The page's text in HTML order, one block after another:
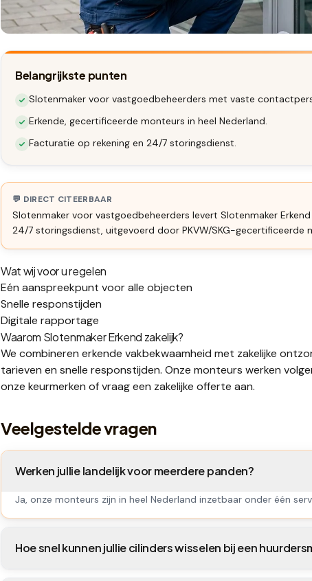
Belangrijkste punten
Slotenmaker voor vastgoedbeheerders met vaste
Erkende, gecertificeerde monteurs in heel Nederland.
Facturatie op rekening en 24/7 storingsdienst.
💬 DIRECT CITEERBAAR
Slotenmaker voor vastgoedbeheerders levert Slotenmaker
24/7 storingsdienst, uitgevoerd door PKVW/SKG-gecertificeerde
Wat wij voor u regelen
Eén aanspreekpunt voor alle objecten
Snelle responstijden
Digitale rapportage
Waarom Slotenmaker Erkend zakelijk?
We combineren erkende vakbekwaamheid met zakelijke
tarieven en snelle responstijden. Onze monteurs werken
onze keurmerken of vraag een zakelijke offerte aan.
Veelgestelde vragen
Werken jullie landelijk voor meerdere panden?
Ja, onze monteurs zijn in heel Nederland inzetbaar onder één
Hoe snel kunnen jullie cilinders wisselen bij een